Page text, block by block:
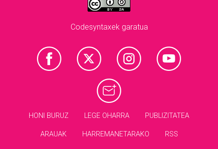
Codesyntaxek garatua
HONI BURUZ LEGE OHARRA PUBLIZITATEA
ARAUAK HARREMANETARAKO RSS